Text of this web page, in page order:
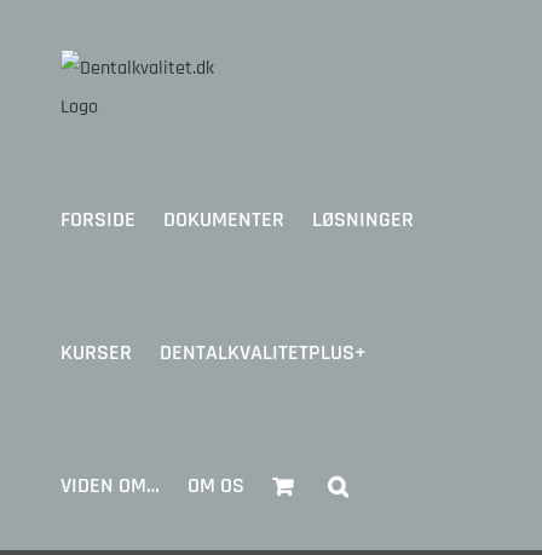
FORSIDE DOKUMENTER LØSNINGER
KURSER DENTALKVALITETPLUS+
VIDEN OM… OM OS